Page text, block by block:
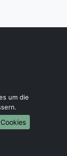
um die